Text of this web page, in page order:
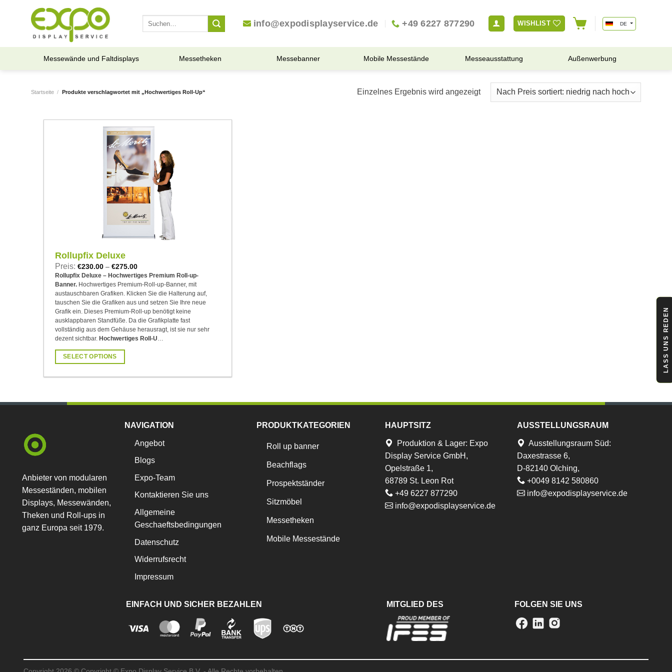
info@expodisplayservice.de +49 6227 877290 WISHLIST DE
Messewände und Faltdisplays Messetheken Messebanner Mobile Messestände Messeausstattung Außenwerbung
Startseite / Produkte verschlagwortet mit „Hochwertiges Roll-Up“ Einzelnes Ergebnis wird angezeigt
Rollupfix Deluxe
Preis: €230.00 –€275.00
Rollupfix Deluxe – Hochwertiges Premium Roll-up-
Banner. Hochwertiges Premium-Roll-up-Banner, mit
austauschbaren Grafiken. Klicken Sie die Halterung auf,
tauschen Sie die Grafiken aus und setzen Sie Ihre neue
Grafik ein. Dieses Premium-Roll-up benötigt keine
ausklappbaren Standfüße. Da die Grafikplatte fast
vollständig aus dem Gehäuse herausragt, ist sie nur sehr
dezent sichtbar. Hochwertiges Roll-U
SELECT OPTIONS
mehrere
Produktseite
gewählt
werden
LASS UNS REDEN
Anbieter von modularen
Messeständen, mobilen
Displays, Messewänden,
Theken und Roll-ups in
ganz Europa seit 1979.
NAVIGATION
Angebot
Blogs
Expo-Team
Kontaktieren Sie uns
Allgemeine
Geschaeftsbedingungen
Datenschutz
Widerrufsrecht
Impressum
PRODUKTKATEGORIEN
Roll up banner
Beachflags
Prospektständer
Sitzmöbel
Messetheken
Mobile Messestände
HAUPTSITZ
Produktion & Lager: Expo
Display Service GmbH,
Opelstraße 1,
68789 St. Leon Rot
+49 6227 877290
info@expodisplayservice.de
AUSSTELLUNGSRAUM
Ausstellungsraum Süd:
Daxestrasse 6,
D-82140 Olching,
+0049 8142 580860
info@expodisplayservice.de
EINFACH UND SICHER BEZAHLEN MITGLIED DES FOLGEN SIE UNS